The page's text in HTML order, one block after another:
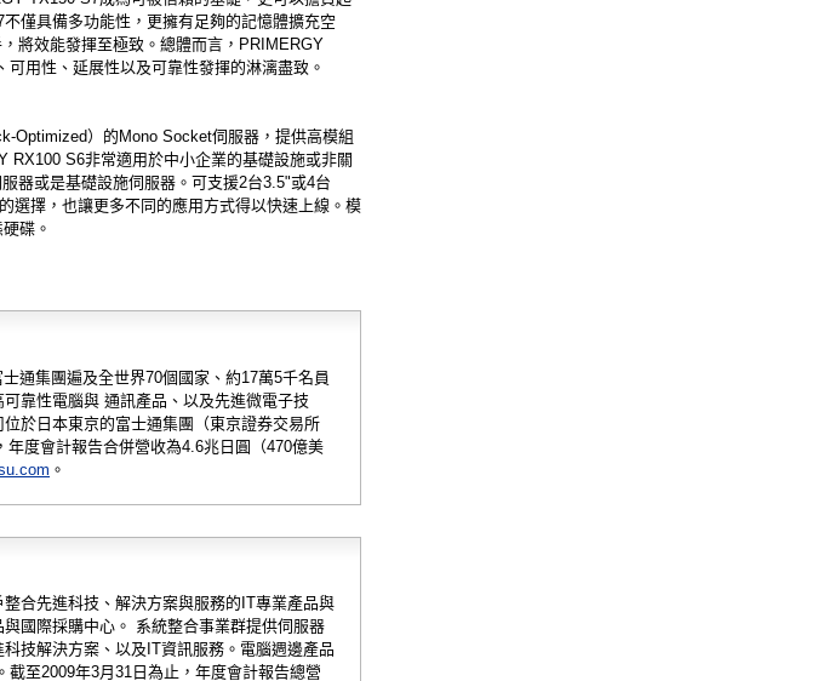
僅具備多功能性，更擁有足夠的記憶體擴充空
將效能發揮至極致。總體而言，PRIMERGY
用性、延展性以及可靠性發揮的淋漓盡致。
Optimized）的Mono Socket伺服器，提供高模組
RX100 S6非常適用於中小企業的基礎設施或非關
器或是基礎設施伺服器。可支援2台3.5"或4台
選擇，也讓更多不同的應用方式得以快速上線。模
碟。
通集團遍及全世界70個國家、約17萬5千名員
靠性電腦與 通訊產品、以及先進微電子技
於日本東京的富士通集團（東京證券交易所
年度會計報告合併營收為4.6兆日圓（470億美
。
合先進科技、解決方案與服務的IT專業產品與
國際採購中心。 系統整合事業群提供伺服器
技解決方案、以及IT資訊服務。電腦週邊產品
至2009年3月31日為止，年度會計報告總營